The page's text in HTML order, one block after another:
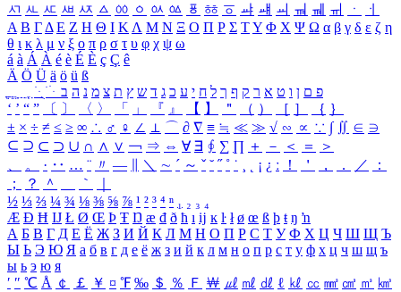
ㅺ ㅻ ㅼ ㅽ ㅾ ㅿ ㆀ ㆁ ㆂ ㆃ ㆄ ㆅ ㆆ ㆇ ㆈ ㆉ ㆊ ㆋ ㆌ ㆍ
ㆎ
Α Β ΓΔ Ε Ζ Η Θ Ι ΚΛ Μ Ν Ξ Ο Π Ρ Σ ΤΥ Φ Χ Ψ Ω α β γ δ ε ζ η
θ ι κ λ μ ν ξ ο π ρ σ τ υ φ χ ψ ω
á à Á À é è É È ç Ç ê
Ä Ö Ü ä ö ü ß
ִֶֹ ֻּ ׁׂ פ ם ן ו ט א ר ק ף ך ל ח י ע כ ג ד ש ץ ת צ מ נ ה ב
‘ ’ “ ” 〔 〕 〈 〉 「 」 『 』 【 】 ＂ （ ） ［ ］ ｛ ｝
± × ÷ ≠ ≤ ≥ ∞ ∴ ♂ ♀ ∠ ⊥ ⌒ ∂ ∇ ≡ ≒ ≪ ≫ √ ∽ ∝ ∵ ∫ ∬ ∈ ∋
⊆ ⊇ ⊂ ⊃ ∪ ∩ ∧ ∨ ￢ ⇒ ⇔ ∀ ∃ ∮ ∑ ∏ ＋ － ＜ ＝
＞
、
。 · ‥ … ¨ 〃 ― ＼ ∼ ´ ～ ˇ ˘ ˝ ˚ ˙ ¸ ¡ ¿ ː ！ ＇ ， ． ／
：
；
？ ＾ ｀
½ ⅓ ⅔ ¼ ¾ ⅛ ⅜ ⅝ ⅞ ¹ ² ³ ⁴ ⁿ ₁ ₂ ₃ ₄
Æ Ð Ħ Ĳ Ł Ø Œ Þ Ŧ Ŋ æ đ ð ħ ı ĳ ĸ ŀ ł ø œ ß þ ŧ ŋ ŉ
А Б В Г Д Е Ё Ж З И Й К Л М Н О П Р С Т У Ф Х Ц Ч Ш Щ Ъ
Ы Ь Э Ю Я а б в г д е ё ж з и й к л м н о п р с т у ф х ц ч ш щ ъ
ы ь э ю я
′ ″ ℃ Å ￠ ￡ ￥ ¤ ℉ ‰ ＄ ％ Ｆ ￦ ㎕ ㎖ ㎗ ℓ ㎘ ㏄ ㎣ ㎤ ㎥ ㎦